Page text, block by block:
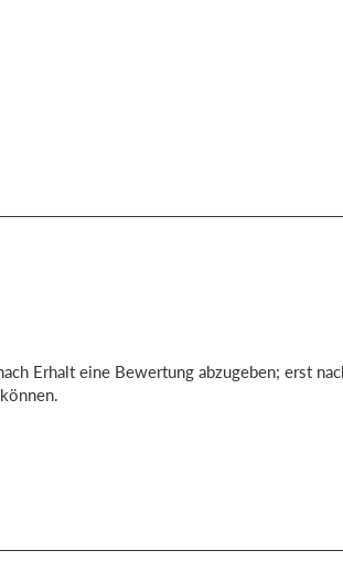
Erhalt eine Bewertung abzugeben; erst